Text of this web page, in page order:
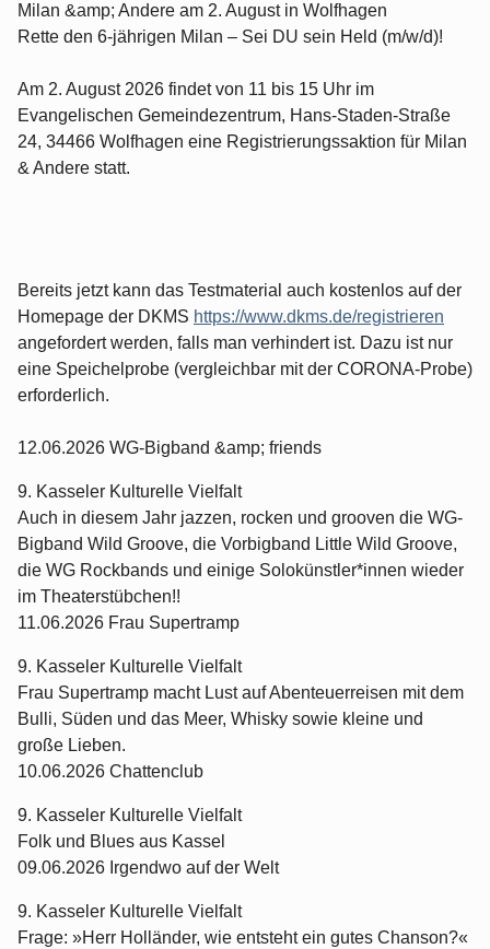
Milan &amp; Andere am 2. August in Wolfhagen
Rette den 6-jährigen Milan – Sei DU sein Held (m/w/d)!
Am 2. August 2026 findet von 11 bis 15 Uhr im
Evangelischen Gemeindezentrum, Hans-Staden-Straße
24, 34466 Wolfhagen eine Registrierungssaktion für Milan
& Andere statt.
Bereits jetzt kann das Testmaterial auch kostenlos auf der
Homepage der DKMS https://www.dkms.de/registrieren
angefordert werden, falls man verhindert ist. Dazu ist nur
eine Speichelprobe (vergleichbar mit der CORONA-Probe)
erforderlich.
12.06.2026 WG-Bigband &amp; friends
9. Kasseler Kulturelle Vielfalt
Auch in diesem Jahr jazzen, rocken und grooven die WG-
Bigband Wild Groove, die Vorbigband Little Wild Groove,
die WG Rockbands und einige Solokünstler*innen wieder
im Theaterstübchen!!
11.06.2026 Frau Supertramp
9. Kasseler Kulturelle Vielfalt
Frau Supertramp macht Lust auf Abenteuerreisen mit dem
Bulli, Süden und das Meer, Whisky sowie kleine und
große Lieben.
10.06.2026 Chattenclub
9. Kasseler Kulturelle Vielfalt
Folk und Blues aus Kassel
09.06.2026 Irgendwo auf der Welt
9. Kasseler Kulturelle Vielfalt
Frage: »Herr Holländer, wie entsteht ein gutes Chanson?«